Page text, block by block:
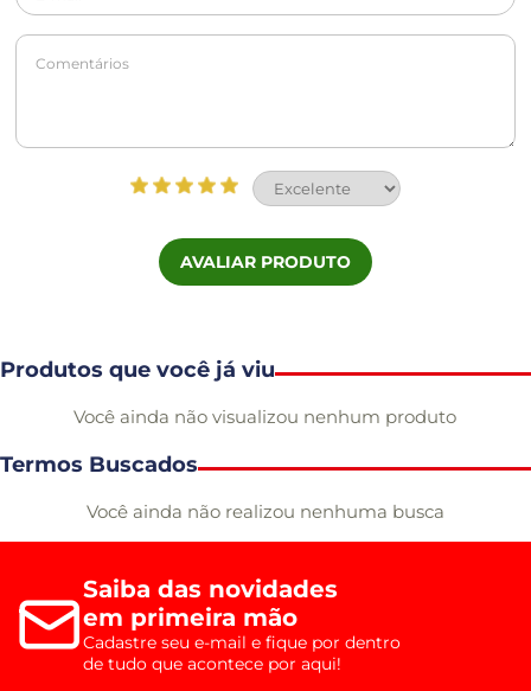
AVALIAR PRODUTO
Produtos que você já viu
Você ainda não visualizou nenhum produto
Termos Buscados
Você ainda não realizou nenhuma busca
Saiba das novidades
em primeira mão
Cadastre seu e-mail e fique por dentro
de tudo que acontece por aqui!